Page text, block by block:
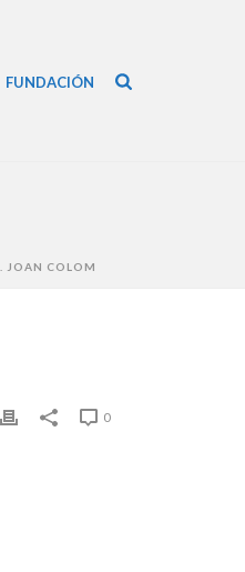
FUNDACIÓN
JOAN COLOM
0